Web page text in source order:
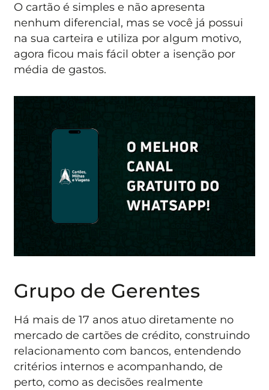
O cartão é simples e não apresenta
nenhum diferencial, mas se você já possui
na sua carteira e utiliza por algum motivo,
agora ficou mais fácil obter a isenção por
média de gastos.
Grupo de Gerentes
Há mais de 17 anos atuo diretamente no
mercado de cartões de crédito, construindo
relacionamento com bancos, entendendo
critérios internos e acompanhando, de
perto, como as decisões realmente